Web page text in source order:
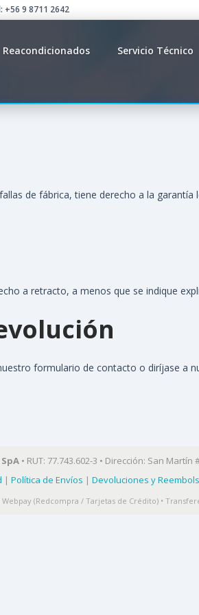
+56 9 8711 2642
Reacondicionados Servicio Técnico
de fábrica, tiene derecho a la
a retracto, a menos que se indique
formulario de contacto o diríjase a
• RUT: 77.743.602-3 • Dirección: San
| Política de Envíos | Devoluciones y
(Redcompra / Tarjetas de Crédito) •